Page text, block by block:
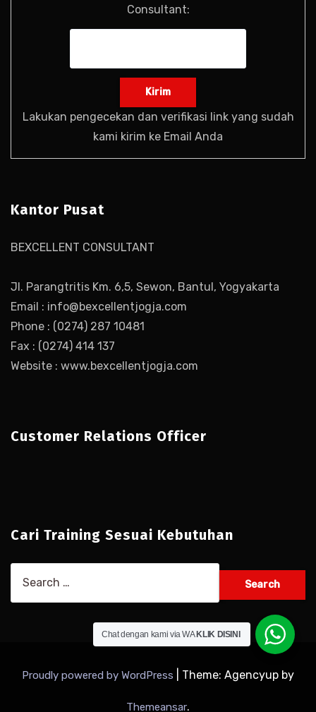
Consultant:
Lakukan pengecekan dan verifikasi link yang sudah
kami kirim ke Email Anda
Kantor Pusat
BEXCELLENT CONSULTANT
Jl. Parangtritis Km. 6,5, Sewon, Bantul, Yogyakarta
Email : info@bexcellentjogja.com
Phone : (0274) 287 10481
Fax : (0274) 414 137
Website : www.bexcellentjogja.com
Customer Relations Officer
Cari Training Sesuai Kebutuhan
Proudly powered by WordPress Theme: Agencyup by
Themeansar.
Chat dengan kami via WA KLIK DISINI